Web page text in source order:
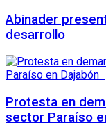
Abinader
desarrollo
Protesta en
sector Paraíso